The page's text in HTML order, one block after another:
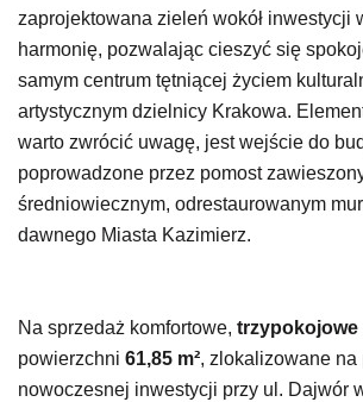
zaprojektowana zieleń wokół inwestycji
harmonię, pozwalając cieszyć się
samym centrum tętniącej życiem
artystycznym dzielnicy Krakowa.
warto zwrócić uwagę, jest wejście do
poprowadzone przez pomost
średniowiecznym, odrestaurowanym
dawnego Miasta Kazimierz.
Na sprzedaż komfortowe, trzypokojowe
powierzchni 61,85 m², zlokalizowane
nowoczesnej inwestycji przy ul. Dajwór